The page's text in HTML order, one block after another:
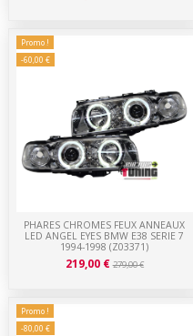
Promo !
-80,00 €
Promo !
-60,00 €
PHARES CHROMES FEUX ANNEAUX
LED ANGEL EYES BMW E38 SERIE 7
1994-1998 (Z03371)
219,00 €279,00 €